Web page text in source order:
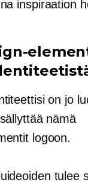
inspiraation
on jo
nämä
logoon.
tulee